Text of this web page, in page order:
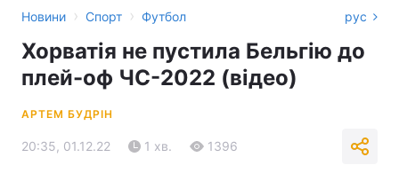
Новини › Спорт › Футбол рус
Хорватія не пустила Бельгію до
плей-оф ЧС-2022 (відео)
АРТЕМ БУДРІН
20:35, 01.12.22 1 хв. 1396